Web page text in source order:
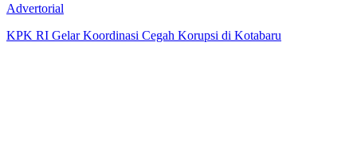
Advertorial
KPK RI Gelar Koordinasi Cegah Korupsi di Kotabaru